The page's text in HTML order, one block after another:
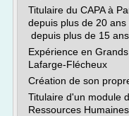
Titulaire du CAPA à
depuis plus de 20
depuis plus de 15 ans.
Expérience en
Lafarge-Flécheux
Création de son
Titulaire d'un module
Ressources